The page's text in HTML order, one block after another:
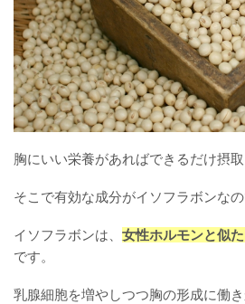
胸にいい栄養があればできるだけ摂取
そこで有効な成分がイソフラボンなの
イソフラボンは、 女性ホルモンと似
です。
乳腺細胞を増やしつつ胸の形成に働き